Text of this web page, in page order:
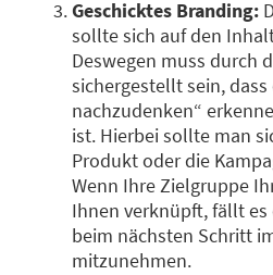
Geschicktes Branding:
sollte sich auf den
Deswegen muss durch
sichergestellt sein,
nachzudenken“
ist. Hierbei sollte man
Produkt oder die
Wenn Ihre Zielgruppe
Ihnen verknüpft, fällt
beim nächsten Schritt
mitzunehmen.